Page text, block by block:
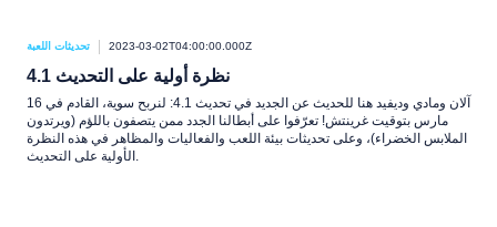
تحديثات اللعبة 2023-03-02T04:00:00.000Z
نظرة أولية على التحديث 4.1
آلان ومادي وديفيد هنا للحديث عن الجديد في تحديث 4.1: لنربح سوية، القادم في 16
مارس بتوقيت غرينتش! تعرّفوا على أبطالنا الجدد ممن يتصفون باللؤم (ويرتدون
الملابس الخضراء)، وعلى تحديثات بيئة اللعب والفعاليات والمظاهر في هذه النظرة
الأولية على التحديث.